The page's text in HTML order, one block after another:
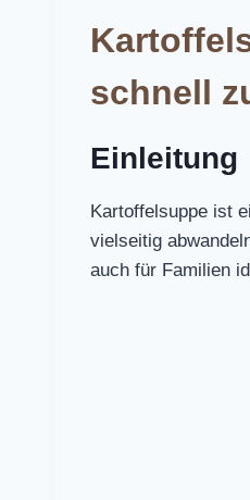
schnell
Einleitung
Kartoffelsuppe ist
vielseitig
auch für Familien